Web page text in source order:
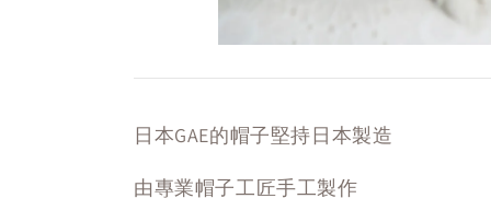
日本GAE的帽子堅持日本製造
由專業帽子工匠手工製作